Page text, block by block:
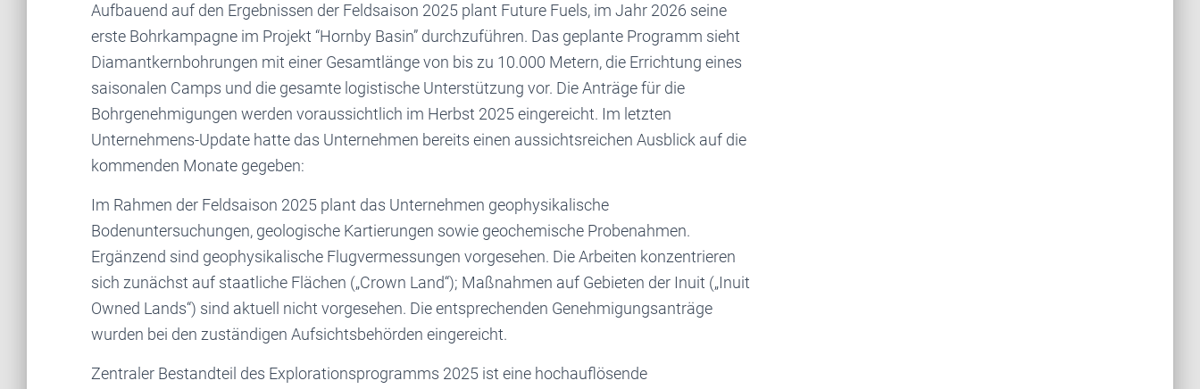
Aufbauend auf den Ergebnissen der Feldsaison 2025 plant Future Fuels, im Jahr 2026 seine
erste Bohrkampagne im Projekt “Hornby Basin” durchzuführen. Das geplante Programm sieht
Diamantkernbohrungen mit einer Gesamtlänge von bis zu 10.000 Metern, die Errichtung eines
saisonalen Camps und die gesamte logistische Unterstützung vor. Die Anträge für die
Bohrgenehmigungen werden voraussichtlich im Herbst 2025 eingereicht. Im letzten
Unternehmens-Update hatte das Unternehmen bereits einen aussichtsreichen Ausblick auf die
kommenden Monate gegeben:
Im Rahmen der Feldsaison 2025 plant das Unternehmen geophysikalische
Bodenuntersuchungen, geologische Kartierungen sowie geochemische Probenahmen.
Ergänzend sind geophysikalische Flugvermessungen vorgesehen. Die Arbeiten konzentrieren
sich zunächst auf staatliche Flächen („Crown Land“); Maßnahmen auf Gebieten der Inuit („Inuit
Owned Lands“) sind aktuell nicht vorgesehen. Die entsprechenden Genehmigungsanträge
wurden bei den zuständigen Aufsichtsbehörden eingereicht.
Zentraler Bestandteil des Explorationsprogramms 2025 ist eine hochauflösende